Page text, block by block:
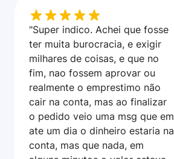
"Super indico. Achei que fosse
ter muita burocracia, e exigir
milhares de coisas, e que no
fim, nao fossem aprovar ou
realmente o emprestimo não
cair na conta, mas ao finalizar
o pedido veio uma msg que em
ate um dia o dinheiro estaria na
conta, mas que nada, em